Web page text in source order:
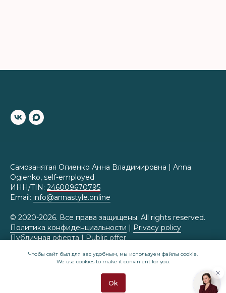
Самозанятая Огиенко Анна Владимировна | Anna
Ogienko, self-employed
ИНН/TIN: 246009670795
Email: info@annastyle.online
© 2020-2026. Все права защищены. All rights reserved.
Политика конфиденциальности | Privacy policy
Публичная оферта | Public offer
Приказ Роскомнадзора № 430 от 07.07.2025 о
Чтобы сайт был для вас удобным, мы используем файлы cookie.
We use cookies to make it convinient for you.
Ok